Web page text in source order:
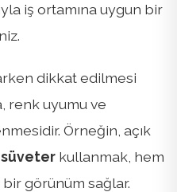
iş ortamına uygun bir
dikkat edilmesi
renk uyumu ve
Örneğin, açık
süveter kullanmak, hem
görünüm sağlar.